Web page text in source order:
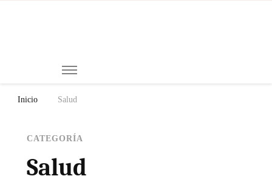
Inicio Salud
CATEGORÍA
Salud